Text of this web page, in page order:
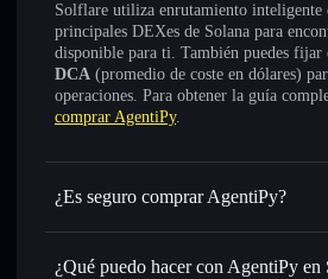
Solflare utiliza enrutamiento inteligente
principales DEXes de Solana para
disponible para ti. También puedes fijar
DCA (promedio de coste en dólares)
operaciones. Para obtener la guía
comprar AgentiPy.
¿Es seguro comprar AgentiPy?
AgentiPy token verificado
¿Qué puedo hacer con AgentiPy en